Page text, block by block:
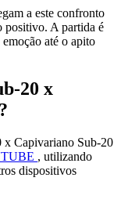
a este confronto
positivo. A partida é
até o apito
20 x
x Capivariano Sub-20
, utilizando
dispositivos